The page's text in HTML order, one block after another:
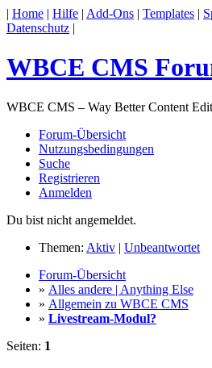
| Home | Hilfe | Add-Ons | Templates |
Datenschutz |
WBCE CMS
WBCE CMS – Way Better Content
Forum-Übersicht
Nutzungsbedingungen
Suche
Registrieren
Anmelden
Du bist nicht angemeldet.
Themen: Aktiv | Unbeantwortet
Forum-Übersicht
» Alles andere | Anything Else
» Allgemein zu WBCE CMS
» Livestream-Modul?
Seiten: 1